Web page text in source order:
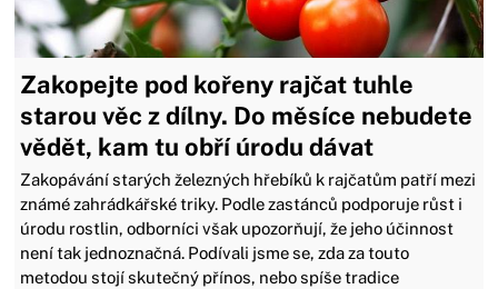
Zakopejte pod kořeny rajčat tuhle
starou věc z dílny. Do měsíce nebudete
vědět, kam tu obří úrodu dávat
Zakopávání starých železných hřebíků k rajčatům patří mezi
známé zahrádkářské triky. Podle zastánců podporuje růst i
úrodu rostlin, odborníci však upozorňují, že jeho účinnost
není tak jednoznačná. Podívali jsme se, zda za touto
metodou stojí skutečný přínos, nebo spíše tradice